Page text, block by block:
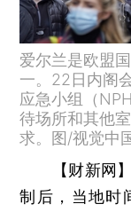
爱尔兰是欧盟
一。22日内阁
应急小组（
待场所和其他
求。图/视觉中
【财新网】
制后，当地时